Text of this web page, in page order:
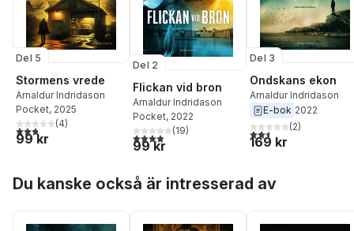
Del 5
Stormens vrede
Arnaldur Indridason
Pocket, 2025
2,8utav 5 stjärnor. Totalt antal röster:
(4)
99 kr
Del 2
Flickan vid bron
Arnaldur Indridason
Pocket, 2022
3,9utav 5 stjärnor. Totalt antal röster:
(19)
99 kr
Del 3
Ondskans ekon
Arnaldur Indridason
E-bok 2022
2,5utav 5 stjärnor.
(2)
169 kr
Du kanske också är intresserad av